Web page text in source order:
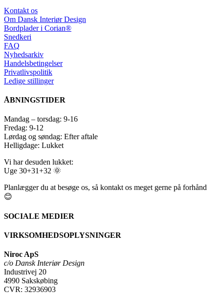
Kontakt os
Om Dansk Interiør Design
Bordplader i Corian®
Snedkeri
FAQ
Nyhedsarkiv
Handelsbetingelser
Privatlivspolitik
Ledige stillinger
ÅBNINGSTIDER
Mandag – torsdag: 9-16
Fredag: 9-12
Lørdag og søndag: Efter aftale
Helligdage: Lukket
Vi har desuden lukket:
Uge 30+31+32 🌞
Planlægger du at besøge os, så kontakt os meget gerne på forhånd
😊
SOCIALE MEDIER
VIRKSOMHEDSOPLYSNINGER
Niroc ApS
c/o Dansk Interiør Design
Industrivej 20
4990 Sakskøbing
CVR: 32936903